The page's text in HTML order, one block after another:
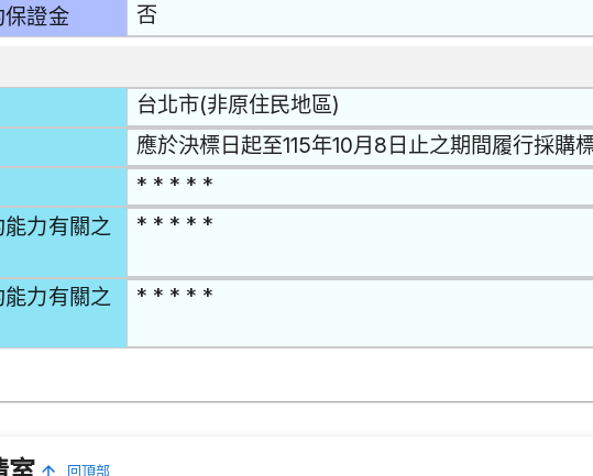
保證金 否
台北市(非原住民地區)
應於決標日起至115年10月8日止之期間履⾏採購
* * * * *
力有關之
* * * * *
力有關之
* * * * *
回頂部